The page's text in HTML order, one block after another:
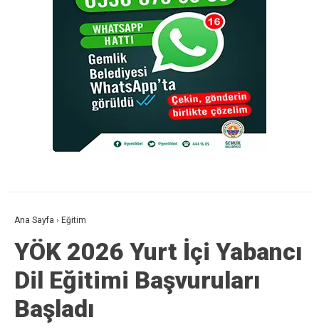
Ana Sayfa › Eğitim
YÖK 2026 Yurt İçi Yabancı
Dil Eğitimi Başvuruları
Başladı